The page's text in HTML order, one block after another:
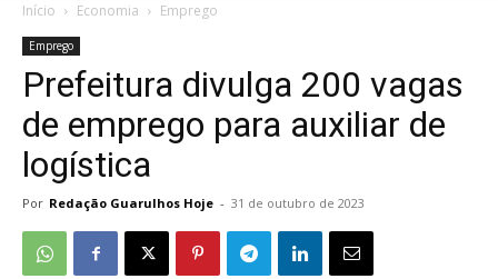
Início Economia Emprego
Emprego
Prefeitura divulga 200 vagas
de emprego para auxiliar de
logística
Por Redação Guarulhos Hoje - 31 de outubro de 2023